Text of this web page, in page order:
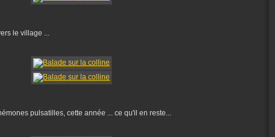
le village ...
pulsatilles, cette année ... ce qu'il en reste...